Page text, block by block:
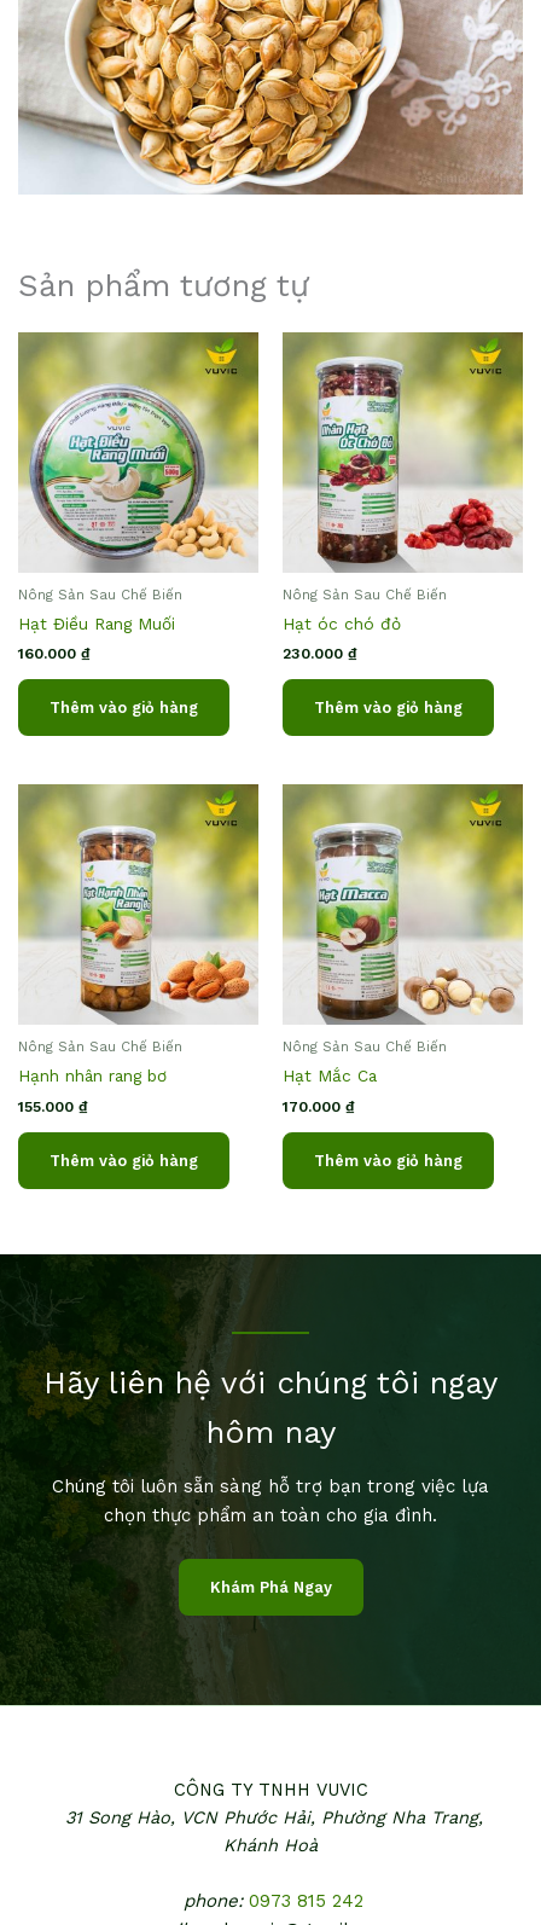
Sản phẩm tương tự
Nông Sản Sau Chế Biến
Hạt Điều Rang Muối
160.000 ₫
Thêm vào giỏ hàng
Nông Sản Sau Chế Biến
Hạt óc chó đỏ
230.000 ₫
Thêm vào giỏ hàng
Nông Sản Sau Chế Biến
Hạnh nhân rang bơ
155.000 ₫
Thêm vào giỏ hàng
Nông Sản Sau Chế Biến
Hạt Mắc Ca
170.000 ₫
Thêm vào giỏ hàng
Hãy liên hệ với chúng tôi ngay
hôm nay
Chúng tôi luôn sẵn sàng hỗ trợ bạn trong việc lựa
chọn thực phẩm an toàn cho gia đình.
Khám Phá Ngay
CÔNG TY TNHH VUVIC
31 Song Hào, VCN Phước Hải,Phường Nha Trang,
Khánh Hoà
phone: 0973 815 242